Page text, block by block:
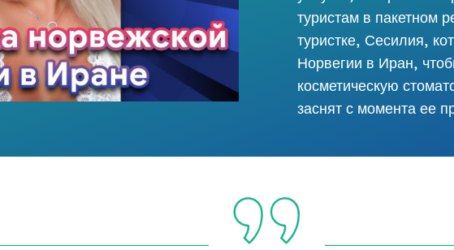
туристам в пакетном
туристке, Сесилия,
Норвегии в Иран,
косметическую
заснят с момента ее